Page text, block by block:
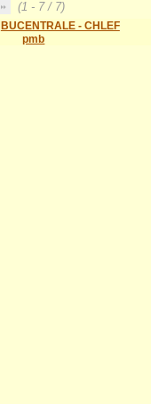
(1 - 7 / 7)
BUCENTRALE - CHLEF
pmb